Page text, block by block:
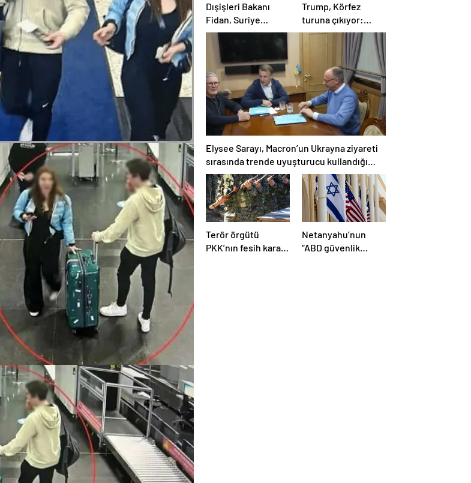
Dışişleri Bakanı
Fidan, Suriye
Dışişleri Bakanı
Esad Hasan Şeybani
ile görüştü
Trump, Körfez
turuna çıkıyor:
Beklentiler büyük
Elysee Sarayı, Macron’un Ukrayna ziyareti
sırasında trende uyuşturucu kullandığı
iddiasını yalanladı
Terör örgütü
PKK’nın fesih kararı
Netanyahu’nun
“ABD güvenlik